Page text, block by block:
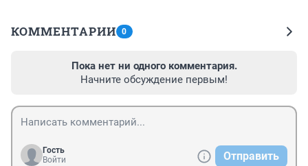
КОММЕНТАРИИ 0
Пока нет ни одного комментария.
Начните обсуждение первым!
Гость
Войти
Отправить